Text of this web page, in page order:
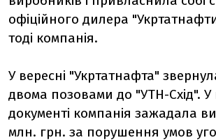
офіційного дилера
тоді компанія.
У вересні "Укртатнафта"
двома позовами до "УТН-Схід".
документі компанія зажадала
млн. грн. за порушення умов